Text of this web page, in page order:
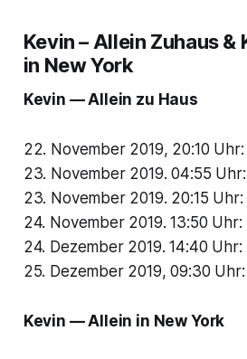
Kevin – Allein Zuhaus &
in New York
Kevin — Allein zu Haus
22. November 2019, 20:10 Uhr:
23. November 2019. 04:55
23. November 2019. 20:15
24. November 2019. 13:50
24. Dezember 2019. 14:40 Uhr:
25. Dezember 2019, 09:30
Kevin — Allein in New York